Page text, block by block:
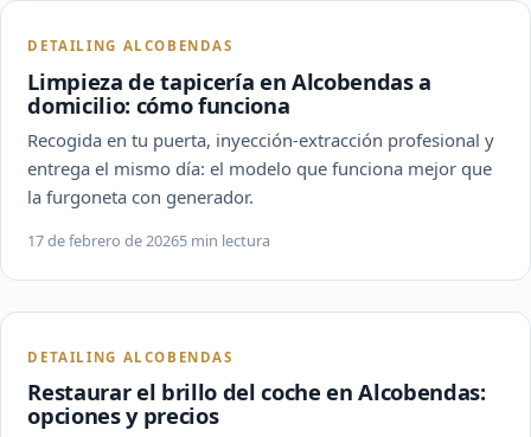
DETAILING ALCOBENDAS
Limpieza de tapicería en Alcobendas a
domicilio: cómo funciona
Recogida en tu puerta, inyección-extracción profesional y
entrega el mismo día: el modelo que funciona mejor que
la furgoneta con generador.
17 de febrero de 20265 min lectura
DETAILING ALCOBENDAS
Restaurar el brillo del coche en Alcobendas:
opciones y precios